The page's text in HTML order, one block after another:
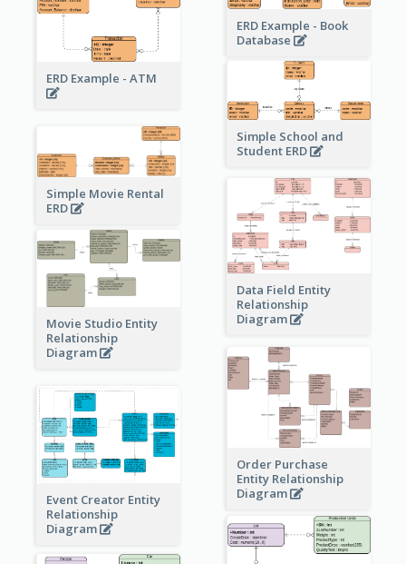
ERD Example - ATM
ERD Example - Book
Database
Simple School and
Student ERD
Simple Movie Rental
ERD
Data Field Entity
Relationship
Diagram
Movie Studio Entity
Relationship
Diagram
Order Purchase
Entity Relationship
Diagram
Event Creator Entity
Relationship
Diagram